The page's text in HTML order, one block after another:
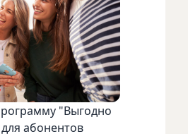
"Выгодно
абонентов